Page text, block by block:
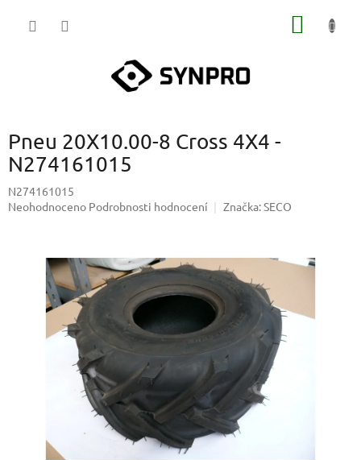
Pneu 20X10.00-8 Cross 4X4 -
N274161015
N274161015
Průměrné
hvězdiček.
Neohodnoceno Podrobnosti hodnocení Značka:SECO